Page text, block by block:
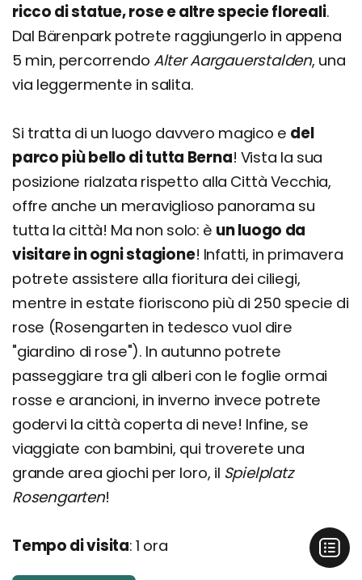
ricco di statue, rose e altre specie floreali.
Dal Bärenpark potrete raggiungerlo in appena
5 min, percorrendo Alter Aargauerstalden, una
via leggermente in salita.
Si tratta di un luogo davvero magico e del
parco più bello di tutta Berna! Vista la sua
posizione rialzata rispetto alla Città Vecchia,
offre anche un meraviglioso panorama su
tutta la città! Ma non solo: è un luogo da
visitare in ogni stagione! Infatti, in primavera
potrete assistere alla fioritura dei ciliegi,
mentre in estate fioriscono più di 250 specie di
rose (Rosengarten in tedesco vuol dire
"giardino di rose"). In autunno potrete
passeggiare tra gli alberi con le foglie ormai
rosse e arancioni, in inverno invece potrete
godervi la città coperta di neve! Infine, se
viaggiate con bambini, qui troverete una
grande area giochi per loro, il Spielplatz
Rosengarten!
Tempo di visita: 1 ora